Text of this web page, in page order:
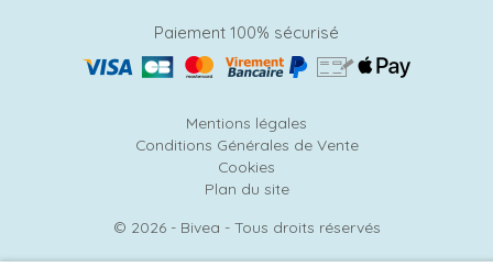
Paiement 100% sécurisé
Mentions légales
Conditions Générales de Vente
Cookies
Plan du site
© 2026 - Bivea - Tous droits réservés